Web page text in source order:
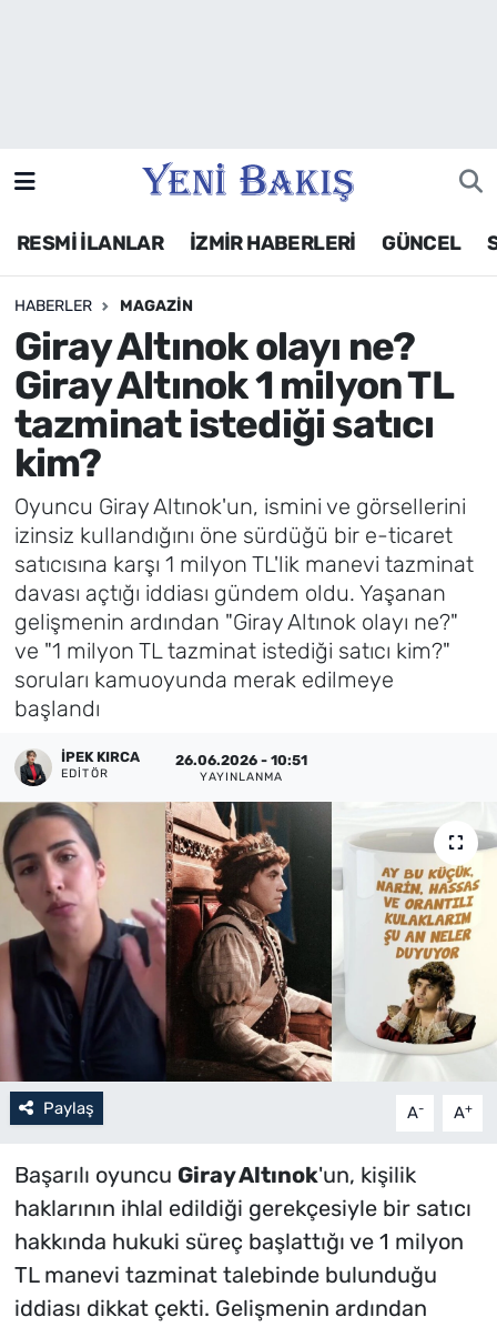
RESMİ İLANLAR İZMİR HABERLERİ GÜNCEL
HABERLER MAGAZIN
Giray Altınok olayı ne?
Giray Altınok 1 milyon TL
tazminat istediği satıcı
kim?
Oyuncu Giray Altınok'un, ismini ve görsellerini
izinsiz kullandığını öne sürdüğü bir e-ticaret
satıcısına karşı 1 milyon TL'lik manevi tazminat
davası açtığı iddiası gündem oldu. Yaşanan
gelişmenin ardından "Giray Altınok olayı ne?"
ve "1 milyon TL tazminat istediği satıcı kim?"
soruları kamuoyunda merak edilmeye
başlandı
İPEK KIRCA
EDITÖR
26.06.2026 - 10:51
YAYINLANMA
Paylaş A- A+
Başarılı oyuncu Giray Altınok'un, kişilik
haklarının ihlal edildiği gerekçesiyle bir satıcı
hakkında hukuki süreç başlattığı ve 1 milyon
TL manevi tazminat talebinde bulunduğu
iddiası dikkat çekti. Gelişmenin ardından
Siyaset
Asayiş / Polis-Adliye
Spor
Magazin
Foto Galeri
Künye
İletişim